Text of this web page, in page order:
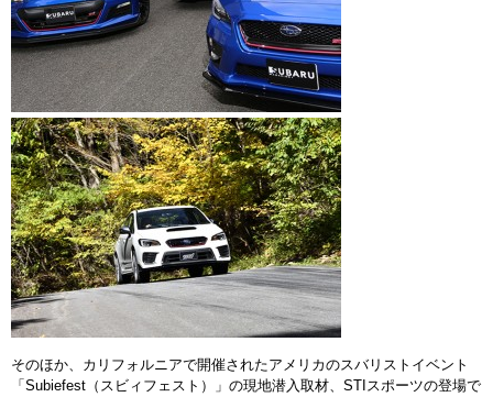
そのほか、カリフォルニアで開催されたアメリカのスバリストイベント
「Subiefest（スビィフェスト）」の現地潜入取材、STIスポーツの登場で